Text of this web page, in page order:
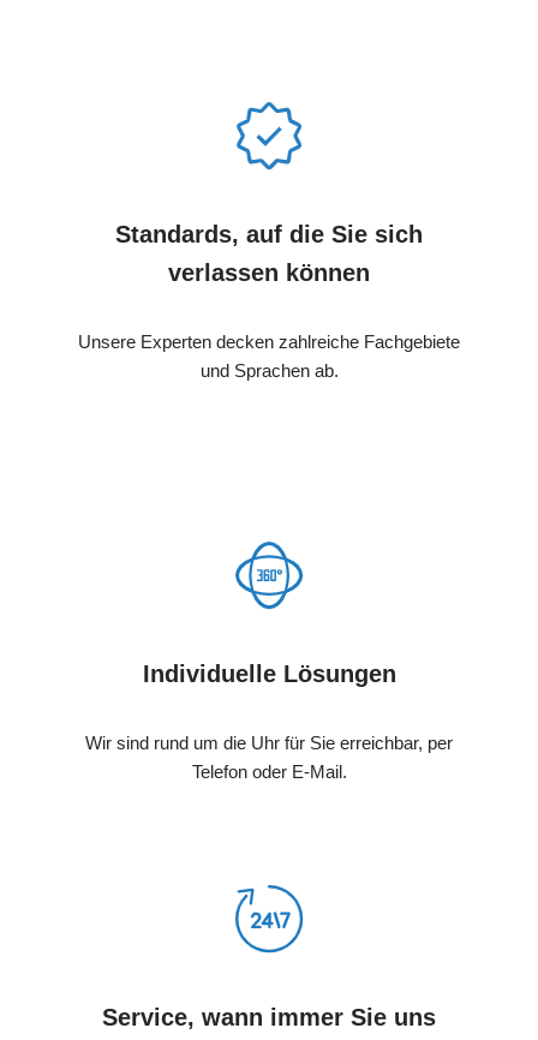
Standards, auf die Sie sich
verlassen können
Unsere Experten decken zahlreiche Fachgebiete
und Sprachen ab.
Individuelle Lösungen
Wir sind rund um die Uhr für Sie erreichbar, per
Telefon oder E-Mail.
Service, wann immer Sie uns